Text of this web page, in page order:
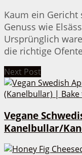
Kaum ein
Genuss wie
Ursprünglich
die richtige
Next Post
Vegane
Kanelbullar/